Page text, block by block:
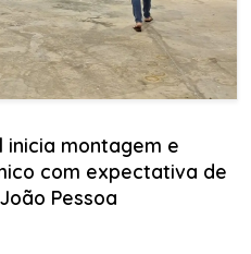
inicia montagem e
com expectativa de
Pessoa